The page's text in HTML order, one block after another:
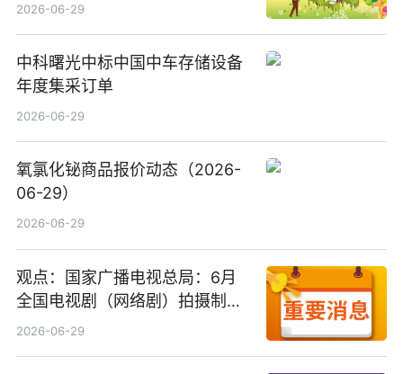
2026-06-29
中科曙光中标中国中车存储设备
年度集采订单
2026-06-29
氧氯化铋商品报价动态（2026-
06-29）
2026-06-29
观点：国家广播电视总局：6月
全国电视剧（网络剧）拍摄制作
备案公示剧目197部
2026-06-29